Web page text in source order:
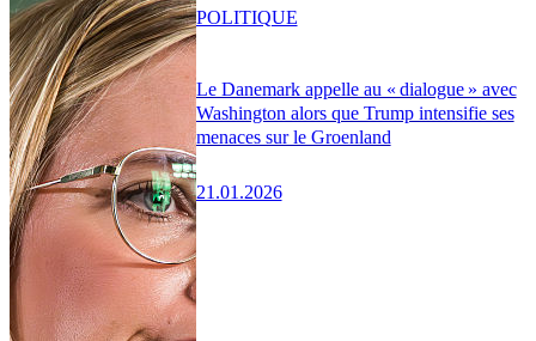
Le Danemark appelle au « dialogue » avec
Washington alors que Trump intensifie ses
menaces sur le Groenland
21.01.2026
POLITIQUE